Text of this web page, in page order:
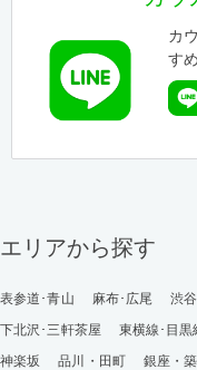
カ
す
エリアから探す
表参道･青山 麻布･広尾 渋
下北沢･三軒茶屋
東横線･目黒
神楽坂
品川・田町 銀座・